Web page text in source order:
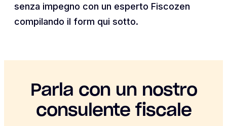
senza impegno con un esperto Fiscozen
compilando il form qui sotto.
Parla con un nostro
consulente fiscale